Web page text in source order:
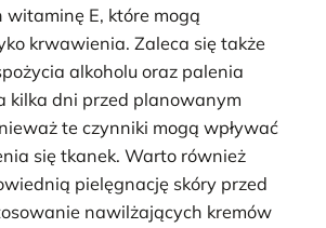
E, które mogą
krwawienia. Zaleca się także
alkoholu oraz palenia
kilka dni przed planowanym
te czynniki mogą wpływać
się tkanek. Warto również
pielęgnację skóry przed
nawilżających kremów